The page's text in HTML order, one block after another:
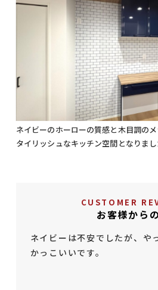
ネイビーのホーローの質感と木目調の
タイリッシュなキッチン空間となりまし
CUSTOMER
お客様から
ネイビーは不安でしたが、や
かっこいいです。